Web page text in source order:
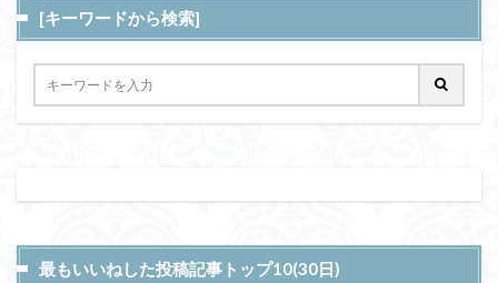
[キーワードから検索]
最もいいねした投稿記事トップ10(30日)